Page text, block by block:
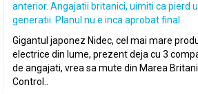
anterior. Angajatii britanici, uimiti ca pierd
generatii. Planul nu e inca aprobat final
Gigantul japonez Nidec, cel mai mare
electrice din lume, prezent deja cu 3
de angajati, vrea sa mute din Marea
Control..